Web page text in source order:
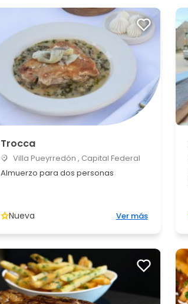
Trocca
Villa Pueyrredón , Capital Federal
Almuerzo para dos personas
Nueva Ver más